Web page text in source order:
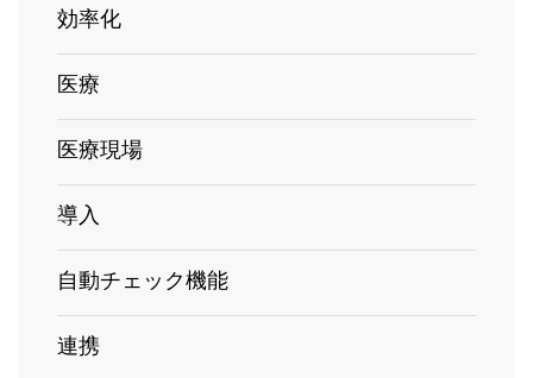
効率化
医療
医療現場
導入
自動チェック機能
連携